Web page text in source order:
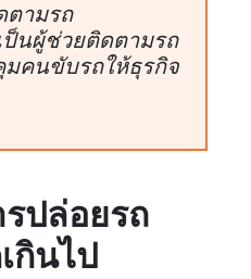
ตามรถ
ป็นผู้ช่วยติดตามรถ
คนขับรถให้ธุรกิจ
ปล่อยรถ
กินไป